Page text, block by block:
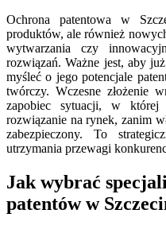
Ochrona patentowa w
produktów, ale również
wytwarzania czy
rozwiązań. Ważne jest, aby
myśleć o jego potencjale
twórczy. Wczesne złożenie
zapobiec sytuacji, w której
rozwiązanie na rynek, zanim
zabezpieczony. To
utrzymania przewagi
Jak wybrać
patentów w